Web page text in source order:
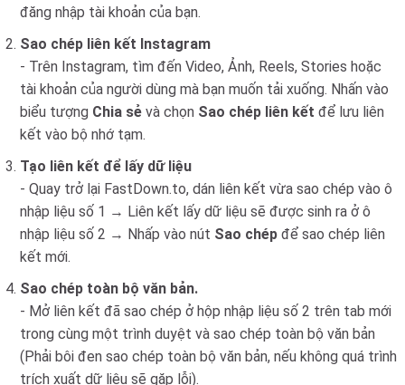
đăng nhập tài khoản của bạn.
Sao chép liên kết Instagram
- Trên Instagram, tìm đến Video, Ảnh, Reels, Stories hoặc
tài khoản của người dùng mà bạn muốn tải xuống. Nhấn vào
biểu tượng Chia sẻ và chọn Sao chép liên kết để lưu liên
kết vào bộ nhớ tạm.
Tạo liên kết để lấy dữ liệu
- Quay trở lại FastDown.to, dán liên kết vừa sao chép vào ô
nhập liệu số 1 → Liên kết lấy dữ liệu sẽ được sinh ra ở ô
nhập liệu số 2 → Nhấp vào nút Sao chép để sao chép liên
kết mới.
Sao chép toàn bộ văn bản.
- Mở liên kết đã sao chép ở hộp nhập liệu số 2 trên tab mới
trong cùng một trình duyệt và sao chép toàn bộ văn bản
(Phải bôi đen sao chép toàn bộ văn bản, nếu không quá trình
trích xuất dữ liệu sẽ gặp lỗi).